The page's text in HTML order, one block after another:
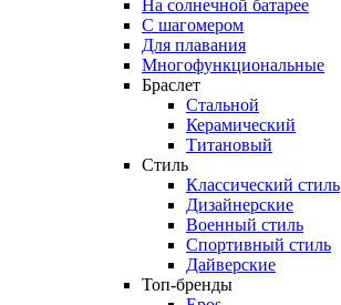
На солнечной батарее
С шагомером
Для плавания
Многофункциональные
Браслет
Стальной
Керамический
Титановый
Стиль
Классический стиль
Дизайнерские
Военный стиль
Спортивный стиль
Дайверские
Топ-бренды